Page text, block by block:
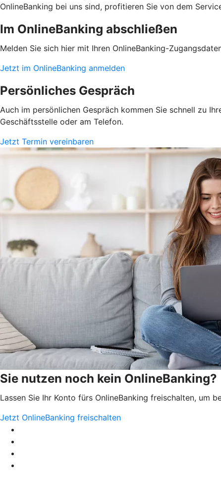
OnlineBanking bei uns sind, profitieren Sie von dem
Im OnlineBanking abschließen
Melden Sie sich hier mit Ihren OnlineBanking-
Jetzt im OnlineBanking anmelden
Persönliches Gespräch
Auch im persönlichen Gespräch kommen Sie schnell zu
Geschäftsstelle oder am Telefon.
Jetzt Termin vereinbaren
Sie nutzen noch kein OnlineBanking?
Lassen Sie Ihr Konto fürs OnlineBanking freischalten, um
Jetzt OnlineBanking freischalten